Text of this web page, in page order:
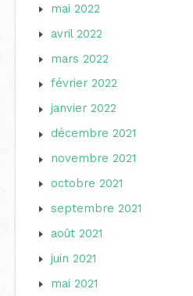
mai 2022
avril 2022
mars 2022
février 2022
janvier 2022
décembre 2021
novembre 2021
octobre 2021
septembre 2021
août 2021
juin 2021
mai 2021